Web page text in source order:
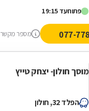
פתוחעד 19:15
מספר מקשר
מוסך חולון- יצחק טייץ
הפלד 32, חולון